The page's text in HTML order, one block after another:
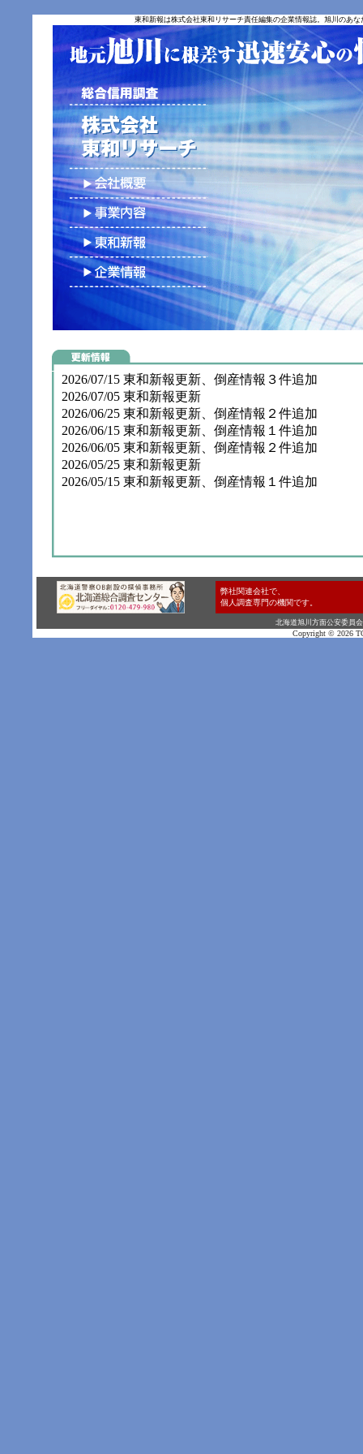
東和新報は株式会社東和リサーチ責任編集の企業情報誌。旭川のあ
2026/07/15 東和新報更新、倒産情報３件追加
2026/07/05 東和新報更新
2026/06/25 東和新報更新、倒産情報２件追加
2026/06/15 東和新報更新、倒産情報１件追加
2026/06/05 東和新報更新、倒産情報２件追加
2026/05/25 東和新報更新
2026/05/15 東和新報更新、倒産情報１件追加
弊社関連会社で、
個人調査専門の機関です。
北海道旭川方面公安委員
Copyright © 2026